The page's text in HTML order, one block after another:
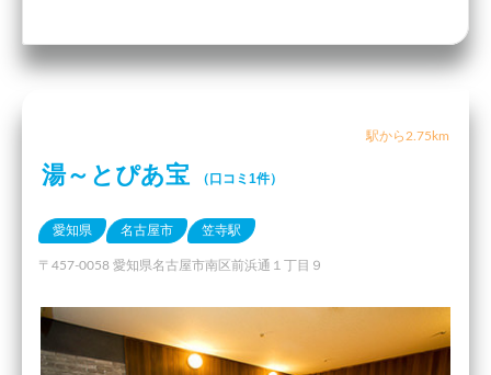
駅から2.75km
湯～とぴあ宝 （口コミ1件）
愛知県 名古屋市 笠寺駅
〒457-0058 愛知県名古屋市南区前浜通１丁目９